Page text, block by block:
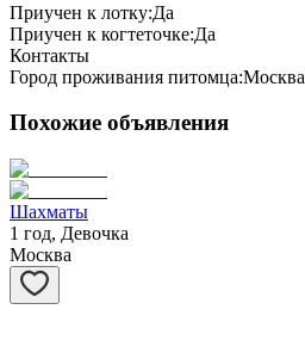
Приучен к лотку:Да
Приучен к когтеточке:Да
Контакты
Город проживания питомца:Москва
Похожие объявления
Шахматы
1 год, Девочка
Москва